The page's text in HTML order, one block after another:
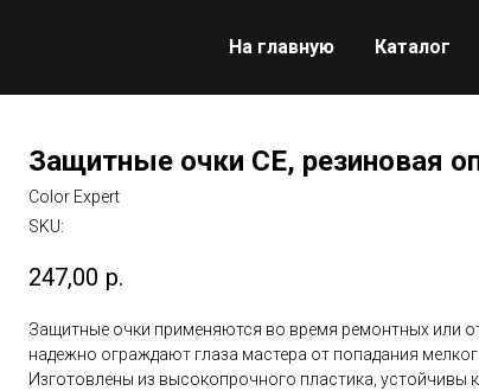
На главную Каталог
Защитные очки СЕ, резиновая
Color Expert
SKU:
247,00 р.
Защитные очки применяются во время ремонтных или
надежно ограждают глаза мастера от попадания
Изготовлены из высокопрочного пластика, устойчивы